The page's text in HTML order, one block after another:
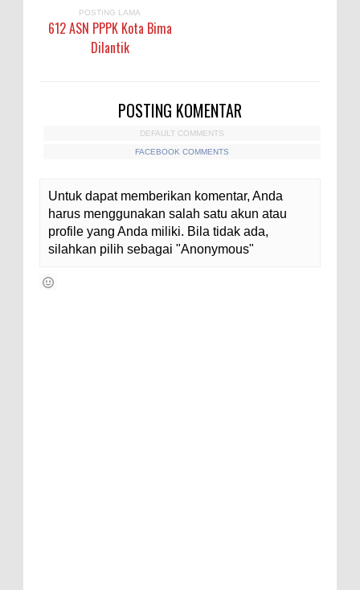
POSTING LAMA
612 ASN PPPK Kota Bima
Dilantik
POSTING KOMENTAR
DEFAULT COMMENTS
FACEBOOK COMMENTS
Untuk dapat memberikan komentar, Anda
harus menggunakan salah satu akun atau
profile yang Anda miliki. Bila tidak ada,
silahkan pilih sebagai "Anonymous"